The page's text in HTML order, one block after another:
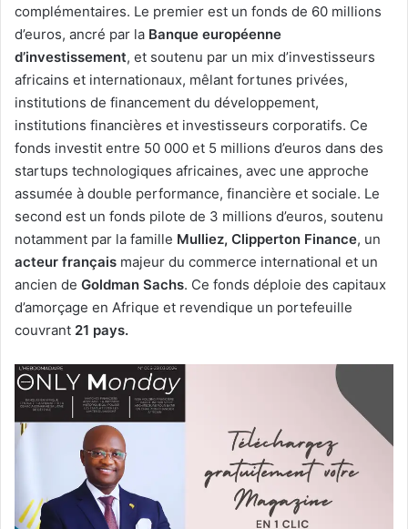
complémentaires. Le premier est un fonds de 60 millions
d’euros, ancré par la Banque européenne
d’investissement, et soutenu par un mix d’investisseurs
africains et internationaux, mêlant fortunes privées,
institutions de financement du développement,
institutions financières et investisseurs corporatifs. Ce
fonds investit entre 50 000 et 5 millions d’euros dans des
startups technologiques africaines, avec une approche
assumée à double performance, financière et sociale. Le
second est un fonds pilote de 3 millions d’euros, soutenu
notamment par la famille Mulliez, Clipperton Finance, un
acteur français majeur du commerce international et un
ancien de Goldman Sachs. Ce fonds déploie des capitaux
d’amorçage en Afrique et revendique un portefeuille
couvrant 21 pays.